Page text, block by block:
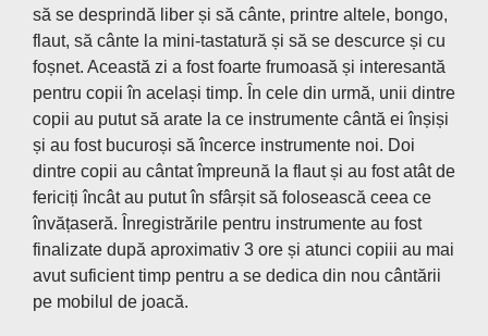
să se desprindă liber și să cânte, printre altele, bongo,
flaut, să cânte la mini-tastatură și să se descurce și cu
foșnet. Această zi a fost foarte frumoasă și interesantă
pentru copii în același timp. În cele din urmă, unii dintre
copii au putut să arate la ce instrumente cântă ei înșiși
și au fost bucuroși să încerce instrumente noi. Doi
dintre copii au cântat împreună la flaut și au fost atât de
fericiți încât au putut în sfârșit să folosească ceea ce
învățaseră. Înregistrările pentru instrumente au fost
finalizate după aproximativ 3 ore și atunci copiii au mai
avut suficient timp pentru a se dedica din nou cântării
pe mobilul de joacă.